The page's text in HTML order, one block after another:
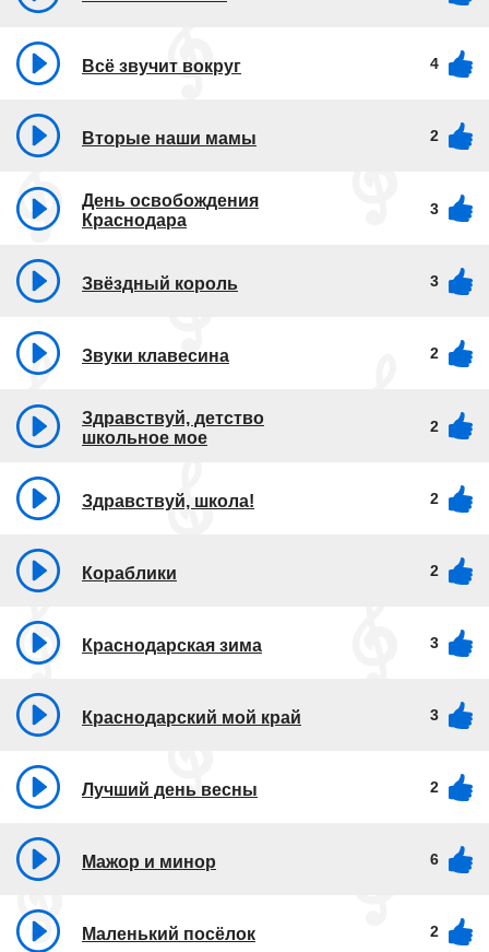
Всё звучит вокруг 4
Вторые наши мамы 2
День освобождения
Краснодара
3
Звёздный король 3
Звуки клавесина 2
Здравствуй, детство
школьное мое
2
Здравствуй, школа! 2
Кораблики 2
Краснодарская зима 3
Краснодарский мой край 3
Лучший день весны 2
Мажор и минор 6
Маленький посёлок 2